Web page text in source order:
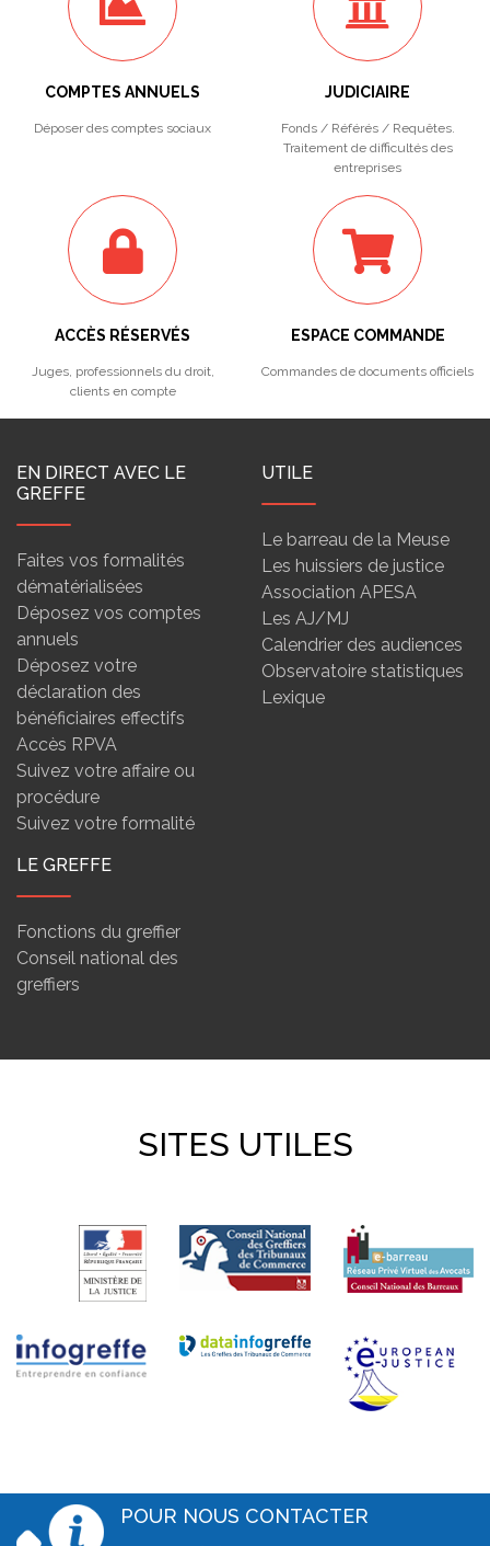
COMPTES ANNUELS
Déposer des comptes sociaux
JUDICIAIRE
Fonds / Référés / Requêtes.
Traitement de difficultés des
entreprises
ACCÈS RÉSERVÉS
Juges, professionnels du droit,
clients en compte
ESPACE COMMANDE
Commandes de documents officiels
EN DIRECT AVEC LE
GREFFE
Faites vos formalités
dématérialisées
Déposez vos comptes
annuels
Déposez votre
déclaration des
bénéficiaires effectifs
Accès RPVA
Suivez votre affaire ou
procédure
Suivez votre formalité
UTILE
Le barreau de la Meuse
Les huissiers de justice
Association APESA
Les AJ/MJ
Calendrier des audiences
Observatoire statistiques
Lexique
LE GREFFE
Fonctions du greffier
Conseil national des
greffiers
SITES UTILES
POUR NOUS CONTACTER